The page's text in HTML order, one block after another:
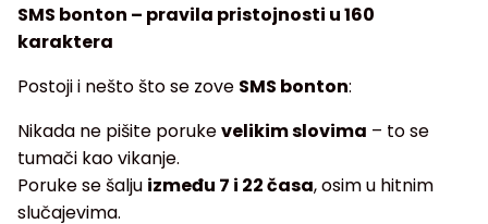
SMS bonton – pravila pristojnosti u 160
karaktera
Postoji i nešto što se zove SMS bonton:
Nikada ne pišite porukevelikim slovima – to se
tumači kao vikanje.
Poruke se šalju između 7 i 22 časa, osim u hitnim
slučajevima.